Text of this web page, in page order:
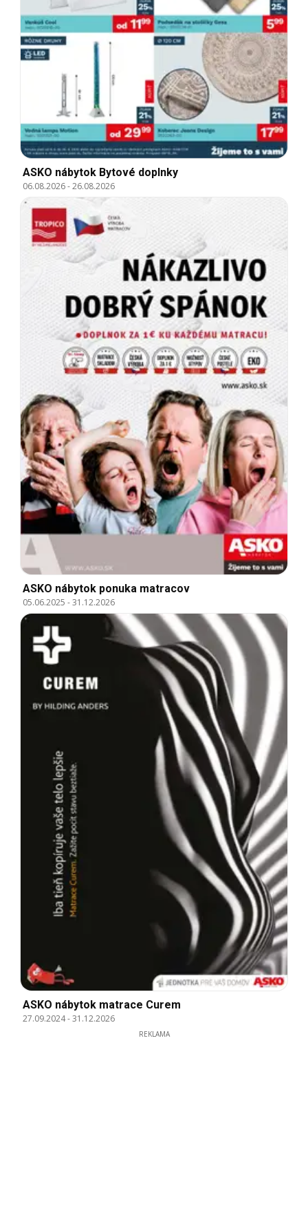
ASKO nábytok Bytové doplnky
06.08.2026-26.08.2026
ASKO nábytok ponuka matracov
05.06.2025 -31.12.2026
ASKO nábytok matrace Curem
27.09.2024-31.12.2026
REKLAMA